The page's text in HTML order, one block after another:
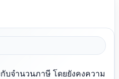
บจำนวนภาษี โดยยังคงความ